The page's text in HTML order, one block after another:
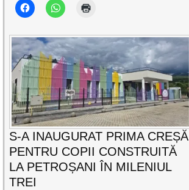
S-A INAUGURAT PRIMA CREȘĂ
PENTRU COPII CONSTRUITĂ
LA PETROȘANI ÎN MILENIUL
TREI